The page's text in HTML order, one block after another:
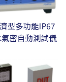
型多功能IP67
密自動測試儀